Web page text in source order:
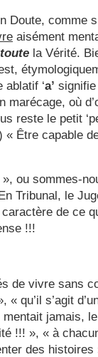
Doute, comme
aisément
toute la Vérité.
ablatif ‘a’ signifie
marécage, où
reste le petit
« Être capable
ou sommes-
Tribunal, le
caractère de ce
!!!
de vivre sans
qu’il s’agit
mentait jamais,
!!! », « à
des